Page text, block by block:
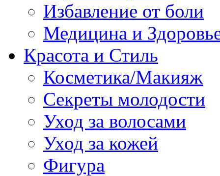
Избавление от боли
Медицина и
Красота и Стиль
Косметика/Макияж
Секреты молодости
Уход за волосами
Уход за кожей
Фигура